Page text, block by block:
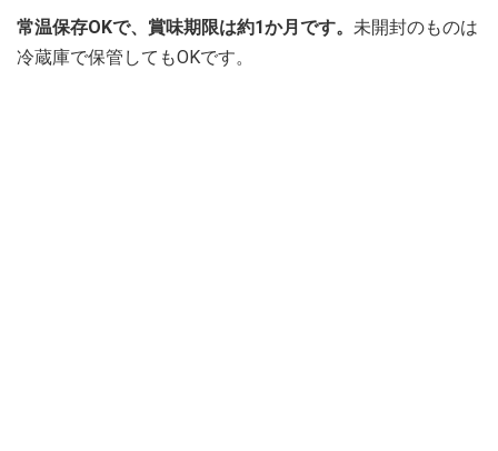
常温保存OKで、賞味期限は約1か月です。 未開封のものは
冷蔵庫で保管してもOKです。